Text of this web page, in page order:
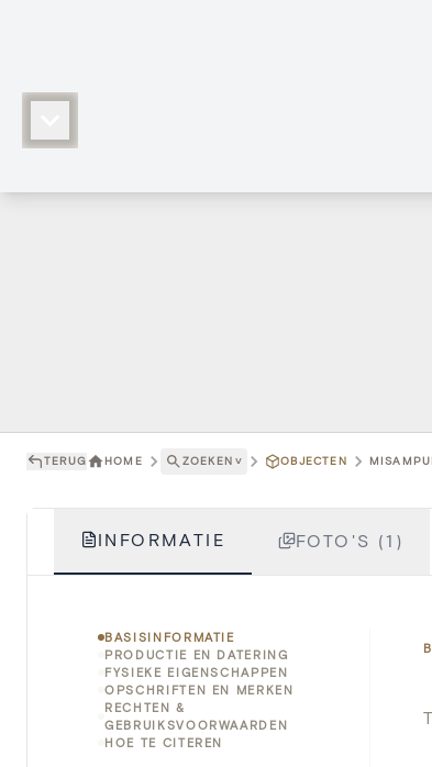
TERUG HOME ZOEKEN ˅ OBJECTEN
INFORMATIE FOTO'S (1)
BASISINFORMATIE
PRODUCTIE EN DATERING
FYSIEKE EIGENSCHAPPEN
OPSCHRIFTEN EN MERKEN
RECHTEN &
GEBRUIKSVOORWAARDEN
HOE TE CITEREN